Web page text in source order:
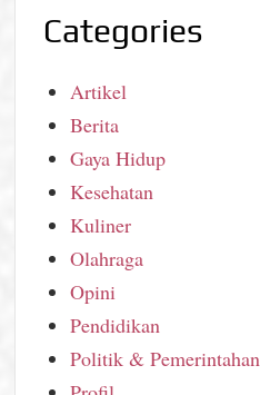
Categories
Artikel
Berita
Gaya Hidup
Kesehatan
Kuliner
Olahraga
Opini
Pendidikan
Politik & Pemerintahan